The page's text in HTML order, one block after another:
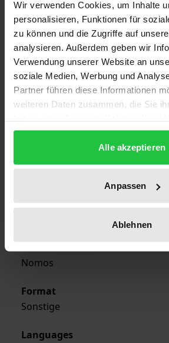
Wir verwenden Cookies, um Inhalte
personalisieren, Funktionen für
zu können und die Zugriffe auf
analysieren. Außerdem geben wir
Verwendung unserer Website an
soziale Medien, Werbung und
Partner führen diese Informationen
weiteren Daten zusammen, die Sie
gesammelt haben.
Alle akzeptieren
Anpassen
Ablehnen
Edition
1
ISBN
978-3-7890-0527-5
Jahrgang 1968-1972
Year of Publication
Nomos
Format
Sonstige
Languages